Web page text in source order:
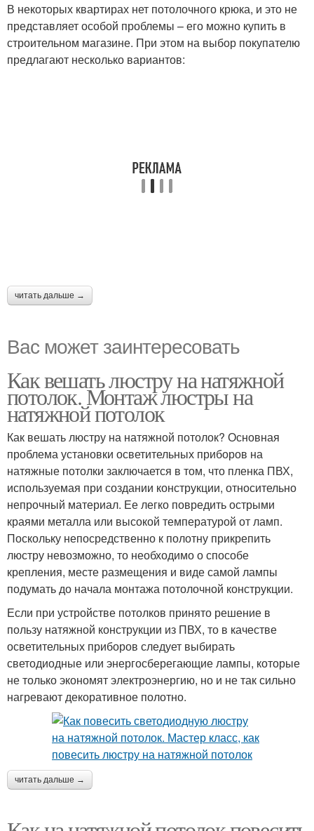
В некоторых квартирах нет потолочного крюка, и это не
представляет особой проблемы – его можно купить в
строительном магазине. При этом на выбор покупателю
предлагают несколько вариантов:
читать дальше →
Вас может заинтересовать
Как вешать люстру на натяжной
потолок. Монтаж люстры на
натяжной потолок
Как вешать люстру на натяжной потолок? Основная
проблема установки осветительных приборов на
натяжные потолки заключается в том, что пленка ПВХ,
используемая при создании конструкции, относительно
непрочный материал. Ее легко повредить острыми
краями металла или высокой температурой от ламп.
Поскольку непосредственно к полотну прикрепить
люстру невозможно, то необходимо о способе
крепления, месте размещения и виде самой лампы
подумать до начала монтажа потолочной конструкции.
Если при устройстве потолков принято решение в
пользу натяжной конструкции из ПВХ, то в качестве
осветительных приборов следует выбирать
светодиодные или энергосберегающие лампы, которые
не только экономят электроэнергию, но и не так сильно
нагревают декоративное полотно.
читать дальше →